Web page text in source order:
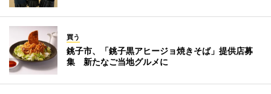
買う
銚子市、「銚子黒アヒージョ焼きそば」提供店募
集 新たなご当地グルメに